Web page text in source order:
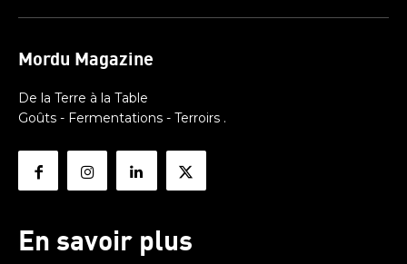
Mordu Magazine
De la Terre à la Table
Goûts - Fermentations - Terroirs .
En savoir plus